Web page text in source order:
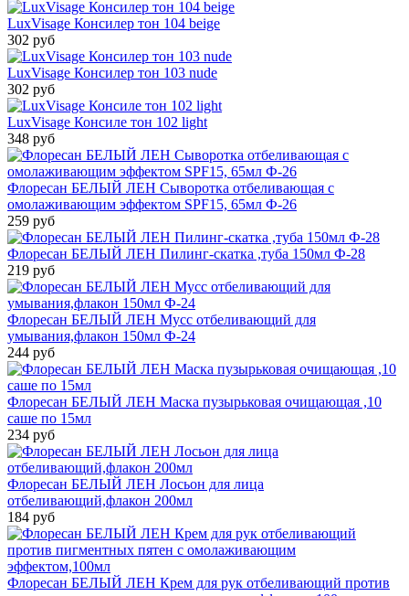
LuxVisage Консилер тон 104 beige
302 руб
LuxVisage Консилер тон 103 nude
302 руб
LuxVisage Консиле тон 102 light
348 руб
Флоресан БЕЛЫЙ ЛЕН Сыворотка отбеливающая с
омолаживающим эффектом SPF15, 65мл Ф-26
259 руб
Флоресан БЕЛЫЙ ЛЕН Пилинг-скатка ,туба 150мл Ф-28
219 руб
Флоресан БЕЛЫЙ ЛЕН Мусс отбеливающий для
умывания,флакон 150мл Ф-24
244 руб
Флоресан БЕЛЫЙ ЛЕН Маска пузырьковая очищающая ,10
саше по 15мл
234 руб
Флоресан БЕЛЫЙ ЛЕН Лосьон для лица
отбеливающий,флакон 200мл
184 руб
Флоресан БЕЛЫЙ ЛЕН Крем для рук отбеливающий против